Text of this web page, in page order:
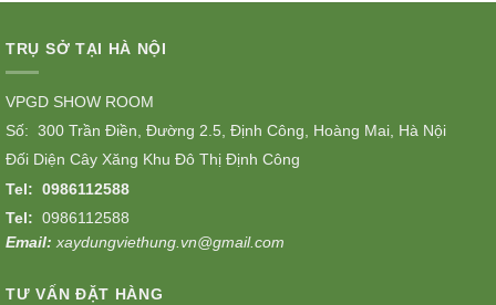
TRỤ SỞ TẠI HÀ NỘI
VPGD SHOW ROOM
Số: 300 Trần Điền, Đường 2.5, Định Công, Hoàng Mai, Hà Nội
Đối Diện Cây Xăng Khu Đô Thị Định Công
Tel: 0986112588
Tel: 0986112588
Email: xaydungviethung.vn@gmail.com
TƯ VẤN ĐẶT HÀNG